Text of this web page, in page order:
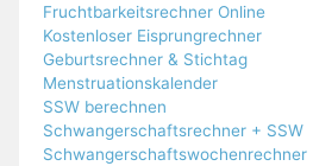
Fruchtbarkeitsrechner Online
Kostenloser Eisprungrechner
Geburtsrechner & Stichtag
Menstruationskalender
SSW berechnen
Schwangerschaftsrechner + SSW
Schwangerschaftswochenrechner